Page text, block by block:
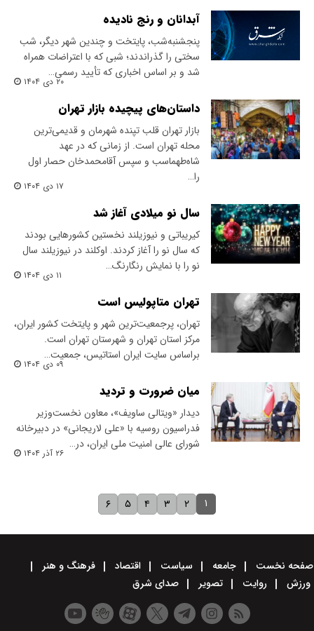
آبدانان و رنج نادیده
پنجشنبه‌شب، پایتخت و چندین شهر دیگر، شب
سختی را گذراندند؛ شبی که با اعتراضات همراه
شد و بر اساس اخباری که تأیید رسمی…
۲۰ دی ۱۴۰۴
داستان‌های پیچیده بازار تهران
بازار تهران قلب تپنده شهرمان و قدیمی‌ترین
محله تهران است. از زمانی که در عهد
شاه‌طهماسب و سپس آقا‌محمدخان حصار اول
را…
۱۷ دی ۱۴۰۴
سال نو میلادی آغاز شد
کیریباتی و نیوزیلند نخستین کشورهایی بودند
که سال نو را آغاز کردند. اوکلند در نیوزیلند سال
نو را با نمایش رنگارنگ…
۱۱ دی ۱۴۰۴
تهران متاپولیس است
تهران، پرجمعیت‌ترین شهر و پایتخت کشور ایران،
مرکز استان تهران و شهرستان تهران است.
بر‌‌اساس سایت ایران استاتیس، جمعیت…
۰۹ دی ۱۴۰۴
میان ضرورت و تردید
دیدار «ویتالی ساویف»، معاون نخست‌وزیر
فدراسیون روسیه با «علی لاریجانی» در دبیرخانه
شورای عالی امنیت ملی ایران، در…
۲۶ آذر ۱۴۰۴
۱ ۲ ۳ ۴ ۵ ۶
صفحه نخست جامعه سیاست اقتصاد
فرهنگ و هنر
ورزش
روایت تصویر صدای شرق